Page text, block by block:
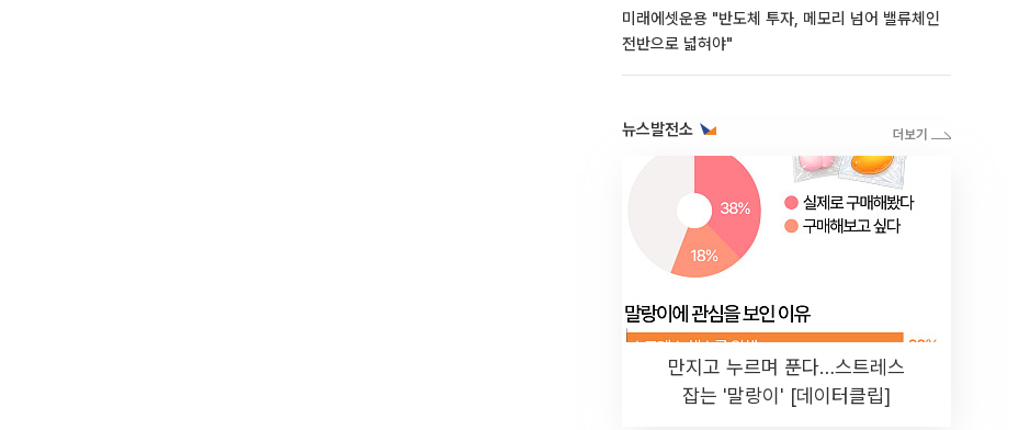
미래에셋운용 "반도체 투자, 메모리 넘어 밸류체인
전반으로 넓혀야"
뉴스발전소
만지고 누르며 푼다…스트레스
잡는 '말랑이' [데이터클립]